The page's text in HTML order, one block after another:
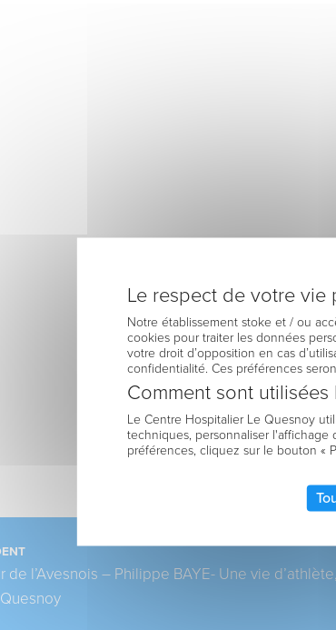
de l’Avesnois – Philippe BAYE- Une vie
Le respect de votre
Notre établissement stoke et / ou
cookies pour traiter les données
votre droit d’opposition en cas
confidentialité. Ces préférences
Comment sont utilisées
Le Centre Hospitalier Le Quesnoy
techniques, personnaliser
préférences, cliquez sur le bouton «